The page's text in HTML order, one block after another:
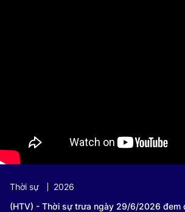
Thời sự
2026
(HTV) - Thời sự trưa ngày 29/6/2026 đem